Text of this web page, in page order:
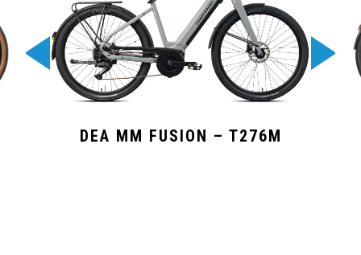
DEA MM FUSION – T276M